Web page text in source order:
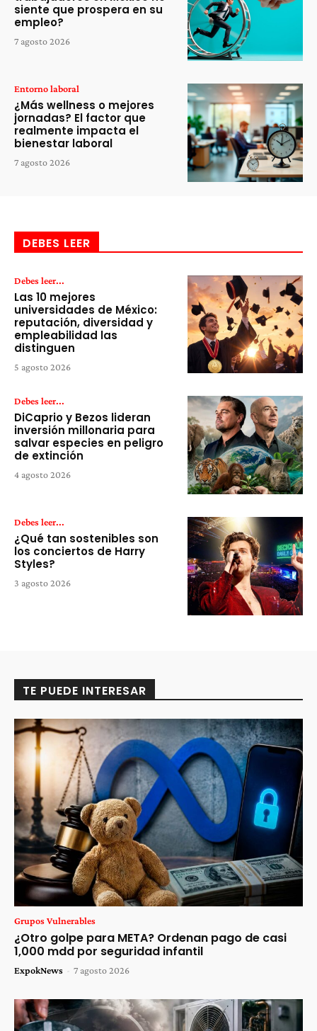
siente que prospera en su
empleo?
7 agosto 2026
Entorno laboral
¿Más wellness o mejores
jornadas? El factor que
realmente impacta el
bienestar laboral
7 agosto 2026
DEBES LEER
Debes leer...
Las 10 mejores
universidades de México:
reputación, diversidad y
empleabilidad las
distinguen
5 agosto 2026
Debes leer...
DiCaprio y Bezos lideran
inversión millonaria para
salvar especies en peligro
de extinción
4 agosto 2026
Debes leer...
¿Qué tan sostenibles son
los conciertos de Harry
Styles?
3 agosto 2026
TE PUEDE INTERESAR
Grupos Vulnerables
¿Otro golpe para META? Ordenan pago de casi
1,000 mdd por seguridad infantil
ExpokNews - 7 agosto 2026